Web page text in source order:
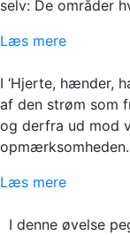
selv: De områder
Læs mere
I ‘Hjerte, hænder,
af den strøm som
og derfra ud mod
Læs mere
I denne øvelse